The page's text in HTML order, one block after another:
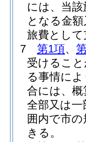
には、当
となる金
旅費とし
7
第1項、
受けるこ
る事情に
合には、
全部又は
囲内で市
きる。